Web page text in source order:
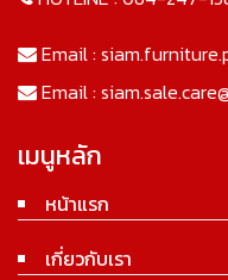
Email :
Email :
เมนูหลัก
หน้าแรก
เกี่ยวกับเรา